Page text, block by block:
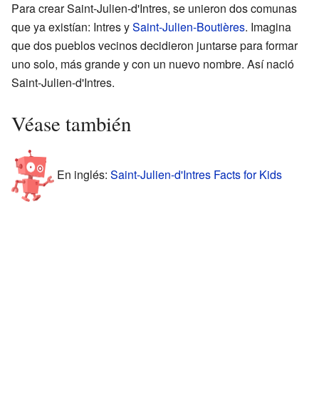
Para crear Saint-Julien-d'Intres, se unieron dos comunas
que ya existían: Intres ySaint-Julien-Boutières. Imagina
que dos pueblos vecinos decidieron juntarse para formar
uno solo, más grande y con un nuevo nombre. Así nació
Saint-Julien-d'Intres.
Véase también
En inglés: Saint-Julien-d'Intres Facts for Kids